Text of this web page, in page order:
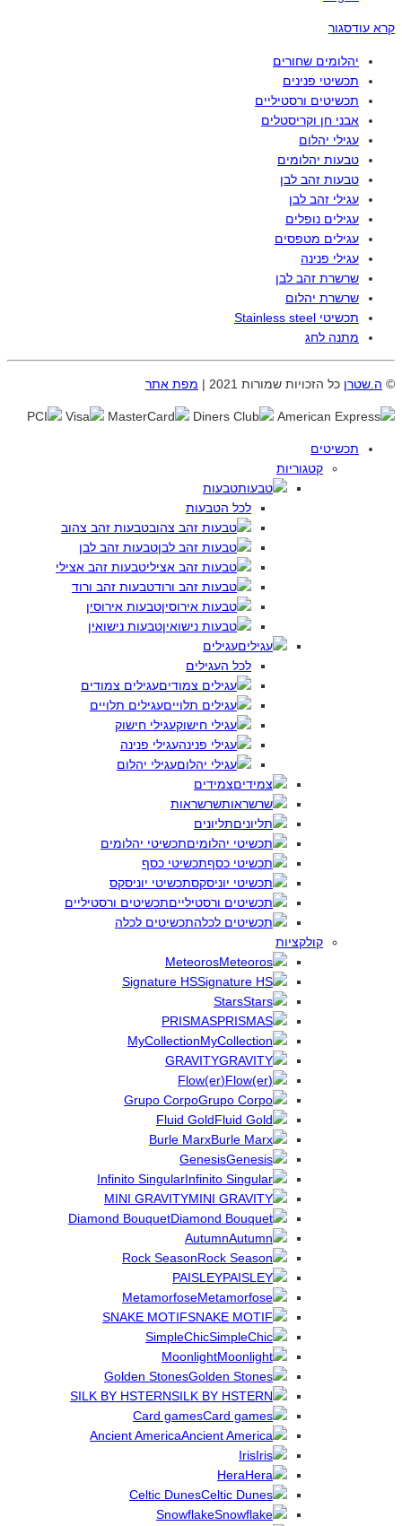
קרא עודסגור
יהלומים שחורים
תכשיטי פנינים
תכשיטים ורסטיליים
אבני חן וקריסטלים
עגילי יהלום
טבעות יהלומים
טבעות זהב לבן
עגילי זהב לבן
עגילים נופלים
עגילים מטפסים
עגילי פנינה
שרשרת זהב לבן
שרשרת יהלום
תכשיטי Stainless steel
מתנה לחג
© ה.שטרן כל הזכויות שמורות 2021 | מפת אתר
תכשיטים
קטגוריות
טבעות
לכל הטבעות
טבעות זהב צהוב
טבעות זהב לבן
טבעות זהב אצילי
טבעות זהב ורוד
טבעות אירוסין
טבעות נישואין
עגילים
לכל העגילים
עגילים צמודים
עגילים תלויים
עגילי חישוק
עגילי פנינה
עגילי יהלום
צמידים
שרשראות
תליונים
תכשיטי יהלומים
תכשיטי כסף
תכשיטי יוניסקס
תכשיטים ורסטיליים
תכשיטים לכלה
קולקציות
Meteoros
Signature HS
Stars
PRISMAS
MyCollection
GRAVITY
(Flow(er
Grupo Corpo
Fluid Gold
Burle Marx
Genesis
Infinito Singular
MINI GRAVITY
Diamond Bouquet
Autumn
Rock Season
PAISLEY
Metamorfose
SNAKE MOTIF
SimpleChic
Moonlight
Golden Stones
SILK BY HSTERN
Card games
Ancient America
Iris
Hera
Celtic Dunes
Snowflake